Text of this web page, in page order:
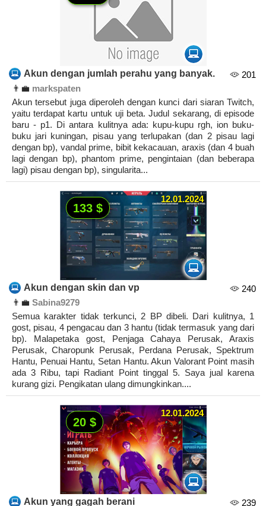
Akun dengan jumlah perahu yang banyak.
201
👨‍💼 markspaten
Akun tersebut juga diperoleh dengan kunci dari siaran Twitch,
yaitu terdapat kartu untuk uji beta. Judul sekarang, di episode
baru - p1. Di antara kulitnya ada: kupu-kupu rgh, ion buku-
buku jari kuningan, pisau yang terlupakan (dan 2 pisau lagi
dengan bp), vandal prime, bibit kekacauan, araxis (dan 4 buah
lagi dengan bp), phantom prime, pengintaian (dan beberapa
lagi) pisau dengan bp), singularita...
12.01.2024
133 $
Akun dengan skin dan vp
240
👨‍💼 Sabina9279
Semua karakter tidak terkunci, 2 BP dibeli. Dari kulitnya, 1
gost, pisau, 4 pengacau dan 3 hantu (tidak termasuk yang dari
bp). Malapetaka gost, Penjaga Cahaya Perusak, Araxis
Perusak, Charopunk Perusak, Perdana Perusak, Spektrum
Hantu, Penuai Hantu, Setan Hantu. Akun Valorant Point masih
ada 3 Ribu, tapi Radiant Point tinggal 5. Saya jual karena
kurang gizi. Pengikatan ulang dimungkinkan....
12.01.2024
20 $
Akun yang gagah berani 239